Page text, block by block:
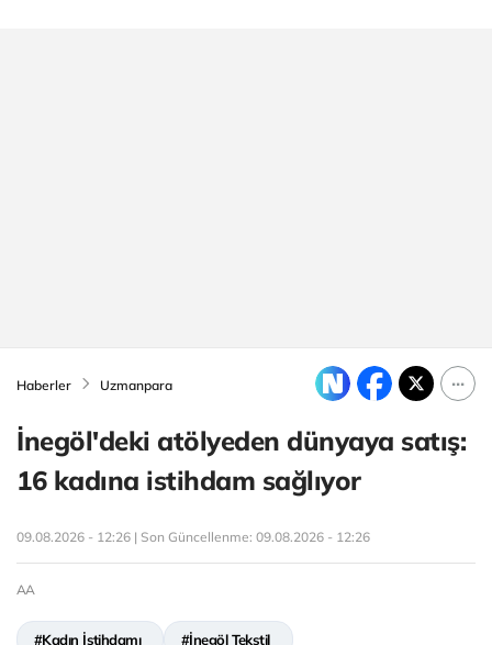
Haberler Uzmanpara
İnegöl'deki atölyeden dünyaya satış:
16 kadına istihdam sağlıyor
09.08.2026 - 12:26 | Son Güncellenme: 09.08.2026 - 12:26
AA
#Kadın İstihdamı #İnegöl Tekstil